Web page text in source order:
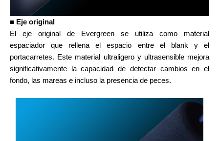
■ Eje original
El eje original de Evergreen se utiliza como material
espaciador que rellena el espacio entre el blank y el
portacarretes. Este material ultraligero y ultrasensible mejora
significativamente la capacidad de detectar cambios en el
fondo, las mareas e incluso la presencia de peces.